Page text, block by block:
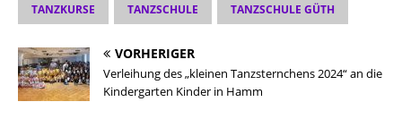
TANZKURSE TANZSCHULE TANZSCHULE GÜTH
VORHERIGER
Verleihung des „kleinen Tanzsternchens 2024“ an die
Kindergarten Kinder in Hamm